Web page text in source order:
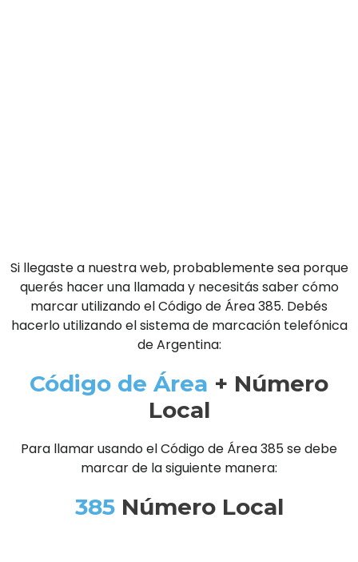
Si llegaste a nuestra web, probablemente sea porque
querés hacer una llamada y necesitás saber cómo
marcar utilizando el Código de Área 385. Debés
hacerlo utilizando el sistema de marcación telefónica
de Argentina:
Código de Área + Número
Local
Para llamar usando el Código de Área 385 se debe
marcar de la siguiente manera:
385Número Local